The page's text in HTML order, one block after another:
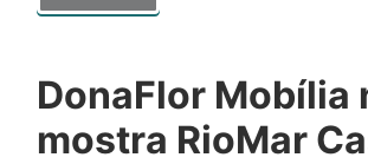
DonaFlor Mobília
mostra RioMar